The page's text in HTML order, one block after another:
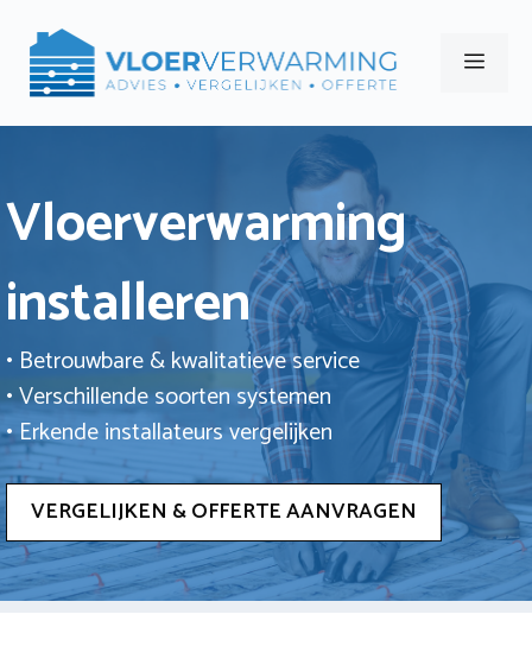
naar
Menu
Vloerverwarming
installeren
• Betrouwbare & kwalitatieve service
• Verschillende soorten systemen
• Erkende installateurs vergelijken
VERGELIJKEN & OFFERTE AANVRAGEN